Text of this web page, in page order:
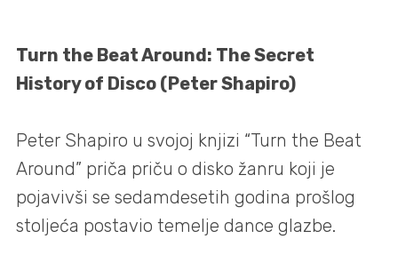
Turn the Beat Around: The Secret
History of Disco (Peter Shapiro)
Peter Shapiro u svojoj knjizi “Turn the Beat
Around” priča priču o disko žanru koji je
pojavivši se sedamdesetih godina prošlog
stoljeća postavio temelje dance glazbe.